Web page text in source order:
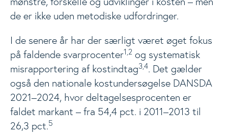
Nyheder
Events
Analyser
de er ikke uden metodiske udfordringer.
I de senere år har der særligt været øget fokus
på faldende svarprocenter1,2 og systematisk
misrapportering af kostindtag3,4. Det gælder
også den nationale kostundersøgelse DANSDA
2021–2024, hvor deltagelsesprocenten er
faldet markant – fra 54,4 pct. i 2011–2013 til
26,3 pct.5